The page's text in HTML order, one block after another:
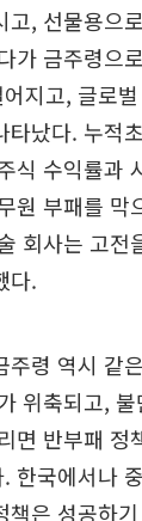
고, 선물용으
가 금주령으
지고, 글로
타났다. 누적
식 수익률과
원 부패를 막
회사는 고전
다.
주령 역시 같
위축되고,
면 반부패 정
한국에서나
책은 성공하